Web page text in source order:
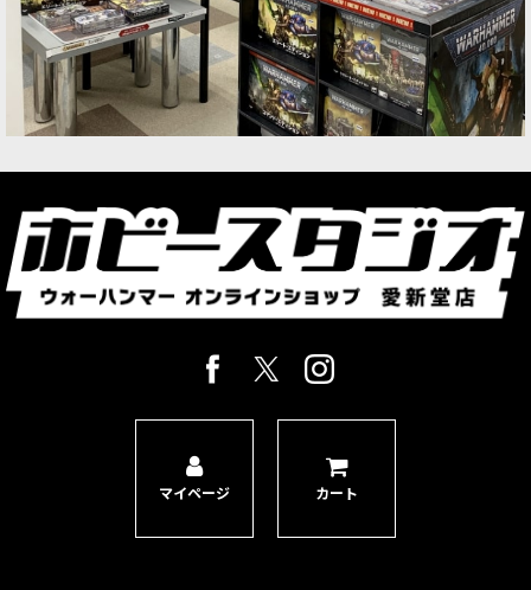
マイページ カート